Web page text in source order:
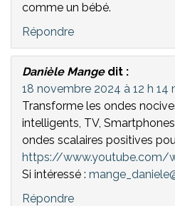
comme un bébé.
Répondre
Danièle Mange dit :
18 novembre 2024 à 12 h 14
Transforme les ondes
intelligents, TV,
ondes scalaires positives
https://www.youtube.com/
Si intéressé :
Répondre